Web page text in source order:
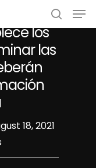
publica
los
las
18, 2021